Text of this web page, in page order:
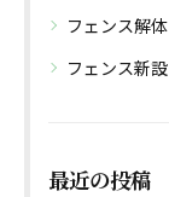
フェンス解体
フェンス新設
最近の投稿